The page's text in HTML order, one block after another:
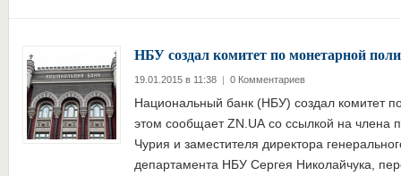
​НБУ создал комитет по монетарной
19.01.2015 в 11:38 | 0 Комментариев
Национальный банк (НБУ) создал комитет
этом сообщает ZN.UA со ссылкой на члена
Чурия и заместителя директора
департамента НБУ Сергея Николайчука,